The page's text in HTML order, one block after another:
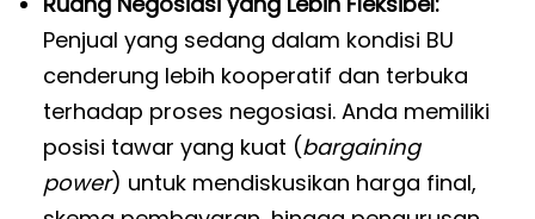
Penjual yang sedang dalam kondisi BU
cenderung lebih kooperatif dan terbuka
terhadap proses negosiasi. Anda memiliki
posisi tawar yang kuat (bargaining
power) untuk mendiskusikan harga final,